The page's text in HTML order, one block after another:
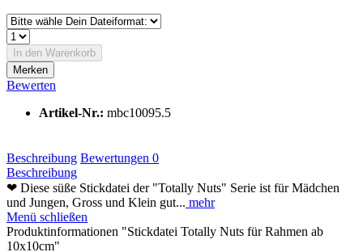
In den Warenkorb
Merken
Bewerten
Artikel-Nr.: mbc10095.5
Beschreibung Bewertungen 0
Beschreibung
❤ Diese süße Stickdatei der "Totally Nuts" Serie ist für Mädchen
und Jungen, Gross und Klein gut... mehr
Menü schließen
Produktinformationen "Stickdatei Totally Nuts für Rahmen ab
10x10cm"